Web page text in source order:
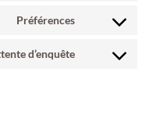
service
Préférences
Consent
service
d’enquête
Consent